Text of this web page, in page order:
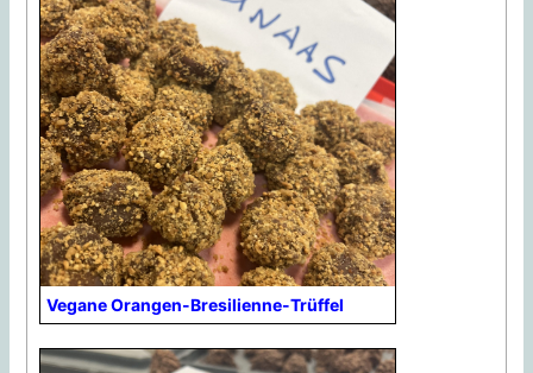
Vegane Orangen-Bresilienne-Trüffel